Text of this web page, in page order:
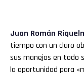
Juan Román
tiempo con un claro
sus manejos en todo
la oportunidad para